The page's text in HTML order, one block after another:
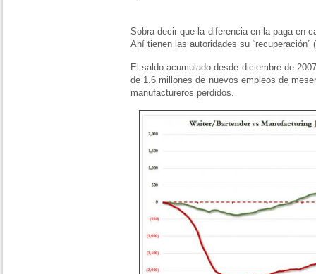
Sobra decir que la diferencia en la paga en
Ahí tienen las autoridades su
El saldo acumulado desde diciembre de
de 1.6 millones de nuevos empleos de
manufactureros perdidos.